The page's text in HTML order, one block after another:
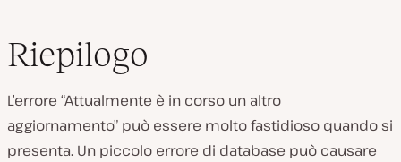
Riepilogo
L’errore “Attualmente è in corso un altro
aggiornamento” può essere molto fastidioso quando si
presenta. Un piccolo errore di database può causare